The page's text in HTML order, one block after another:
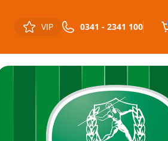
VIP 0341 - 2341 100